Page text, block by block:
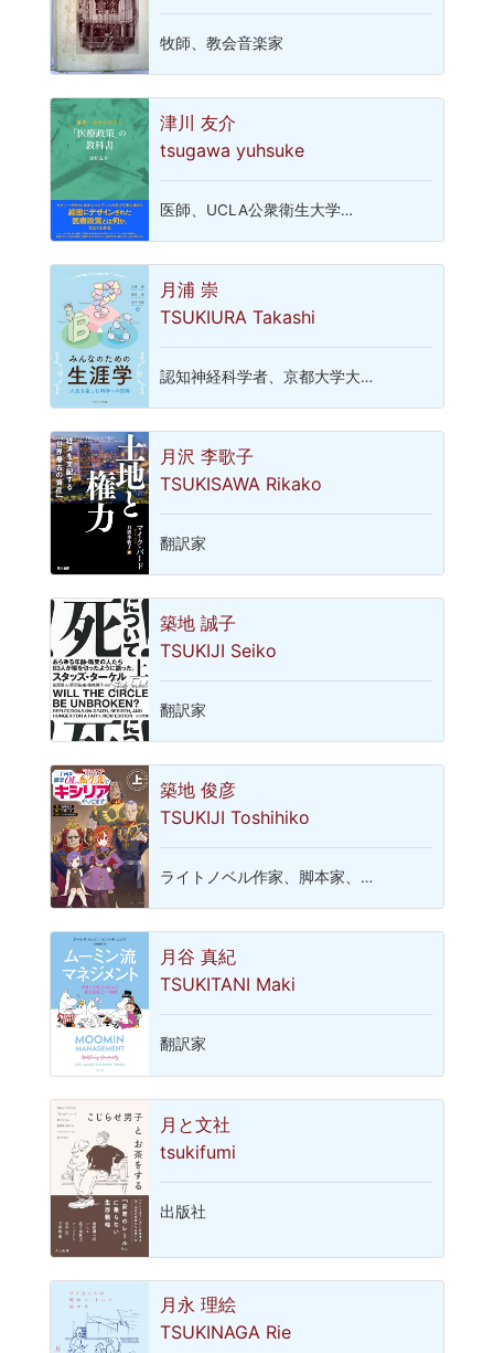
牧師、教会音楽家
津川 友介
tsugawa yuhsuke
医師、UCLA公衆衛生大学…
月浦 崇
TSUKIURA Takashi
認知神経科学者、京都大学大…
月沢 李歌子
TSUKISAWA Rikako
翻訳家
築地 誠子
TSUKIJI Seiko
翻訳家
築地 俊彦
TSUKIJI Toshihiko
ライトノベル作家、脚本家、…
月谷 真紀
TSUKITANI Maki
翻訳家
月と文社
tsukifumi
出版社
月永 理絵
TSUKINAGA Rie